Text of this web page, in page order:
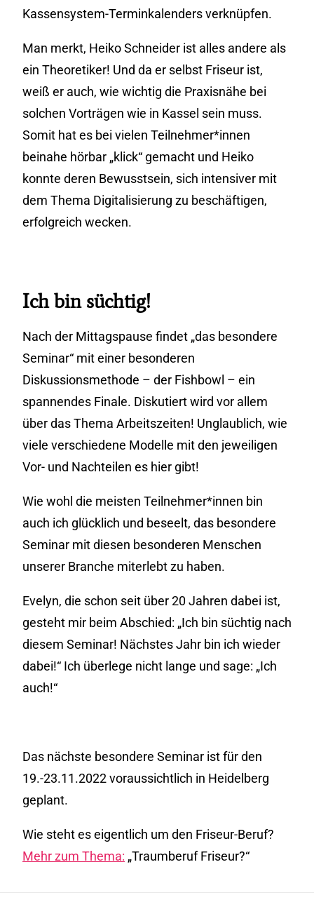
Kassensystem-Terminkalenders verknüpfen.
Man merkt, Heiko Schneider ist alles andere als
ein Theoretiker! Und da er selbst Friseur ist,
weiß er auch, wie wichtig die Praxisnähe bei
solchen Vorträgen wie in Kassel sein muss.
Somit hat es bei vielen Teilnehmer*innen
beinahe hörbar „klick“ gemacht und Heiko
konnte deren Bewusstsein, sich intensiver mit
dem Thema Digitalisierung zu beschäftigen,
erfolgreich wecken.
Ich bin süchtig!
Nach der Mittagspause findet „das besondere
Seminar“ mit einer besonderen
Diskussionsmethode – der Fishbowl – ein
spannendes Finale. Diskutiert wird vor allem
über das Thema Arbeitszeiten! Unglaublich, wie
viele verschiedene Modelle mit den jeweiligen
Vor- und Nachteilen es hier gibt!
Wie wohl die meisten Teilnehmer*innen bin
auch ich glücklich und beseelt, das besondere
Seminar mit diesen besonderen Menschen
unserer Branche miterlebt zu haben.
Evelyn, die schon seit über 20 Jahren dabei ist,
gesteht mir beim Abschied: „Ich bin süchtig nach
diesem Seminar! Nächstes Jahr bin ich wieder
dabei!“ Ich überlege nicht lange und sage: „Ich
auch!“
Das nächste besondere Seminar ist für den
19.-23.11.2022 voraussichtlich in Heidelberg
geplant.
Wie steht es eigentlich um den Friseur-Beruf?
Mehr zum Thema: „Traumberuf Friseur?“